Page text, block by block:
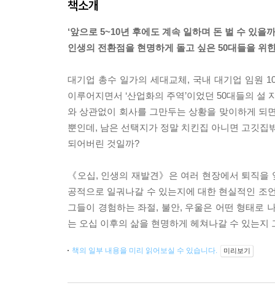
책소개
‘앞으로 5~10년 후에도 계속 일하며 돈 벌 수 있을
인생의 전환점을 현명하게 돌고 싶은 50대들을 위
대기업 총수 일가의 세대교체, 국내 대기업 임원
이루어지면서 ‘산업화의 주역’이었던 50대들의
와 상관없이 회사를 그만두는 상황을 맞이하게 되
뿐인데, 남은 선택지가 정말 치킨집 아니면 고깃
되어버린 것일까?
《오십, 인생의 재발견》은 여러 현장에서 퇴직
공적으로 일궈나갈 수 있는지에 대한 현실적인 조
그들이 경험하는 좌절, 불안, 우울은 어떤 형태로
는 오십 이후의 삶을 현명하게 헤쳐나갈 수 있는지
책의 일부 내용을 미리 읽어보실 수 있습니다. 미리보기